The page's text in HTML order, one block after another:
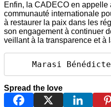
Enfin, la CADECO en
communauté internationale
à restaurer la paix dans les
son engagement à continuer
veillant à la transparence et à
Marasi
Spread the love